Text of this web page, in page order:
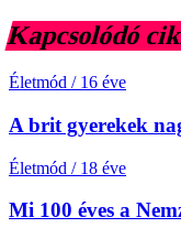
Kapcsolódó
Életmód / 16 éve
A brit gyerekek
Életmód / 18 éve
Mi 100 éves a